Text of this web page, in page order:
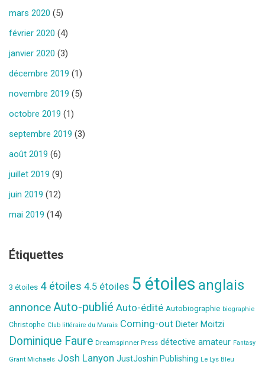
mars 2020 (5)
février 2020 (4)
janvier 2020 (3)
décembre 2019 (1)
novembre 2019 (5)
octobre 2019 (1)
septembre 2019 (3)
août 2019 (6)
juillet 2019 (9)
juin 2019 (12)
mai 2019 (14)
Étiquettes
3 étoiles 4 étoiles 4.5 étoiles 5 étoiles anglais
annonce Auto-publié Auto-édité Autobiographie biographie
Christophe Club littéraire du Marais Coming-out Dieter Moitzi
Dominique Faure Dreamspinner Press détective amateur Fantasy
Grant Michaels Josh Lanyon JustJoshin Publishing Le Lys Bleu